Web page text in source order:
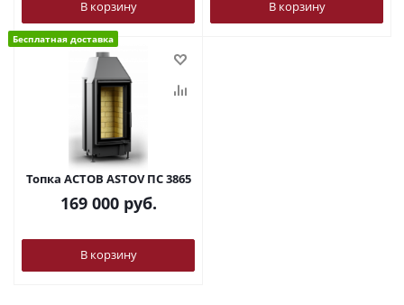
В корзину В корзину
Бесплатная доставка
Топка АСТОВ ASTOV ПС 3865
169 000руб.
В корзину